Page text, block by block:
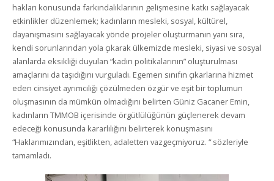
hakları konusunda farkındalıklarının gelişmesine katkı sağlayacak
etkinlikler düzenlemek; kadınların mesleki, sosyal, kültürel,
dayanışmasını sağlayacak yönde projeler oluşturmanın yanı sıra,
kendi sorunlarından yola çıkarak ülkemizde mesleki, siyasi ve sosyal
alanlarda eksikliği duyulan “kadın politikalarının” oluşturulması
amaçlarını da taşıdığını vurguladı. Egemen sınıfın çıkarlarına hizmet
eden cinsiyet ayrımcılığı çözülmeden özgür ve eşit bir toplumun
oluşmasının da mümkün olmadığını belirten Güniz Gacaner Emin,
kadınların TMMOB içerisinde örgütlülüğünün güçlenerek devam
edeceği konusunda kararlılığını belirterek konuşmasını
“Haklarımızından, eşitlikten, adaletten vazgeçmiyoruz. “ sözleriyle
tamamladı.